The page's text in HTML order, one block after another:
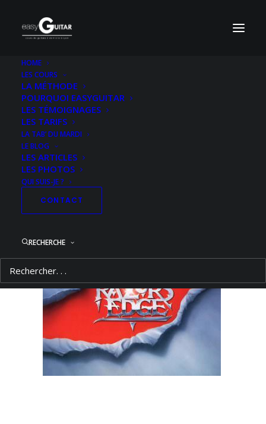
HOME
LES COURS
LA MÉTHODE
POURQUOI EASYGUITAR
LES TÉMOIGNAGES
LES TARIFS
LA TAB’ DU MARDI
LE BLOG
LES ARTICLES
LES PHOTOS
QUI SUIS-JE ?
CONTACT
RECHERCHE
Pochette-ACDC-The-Razors-Edge-HD
Accueil Electrique Niveau 3
Pochette-ACDC-The-Razors-Edge-HD